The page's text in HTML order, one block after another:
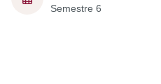
Semestre 6